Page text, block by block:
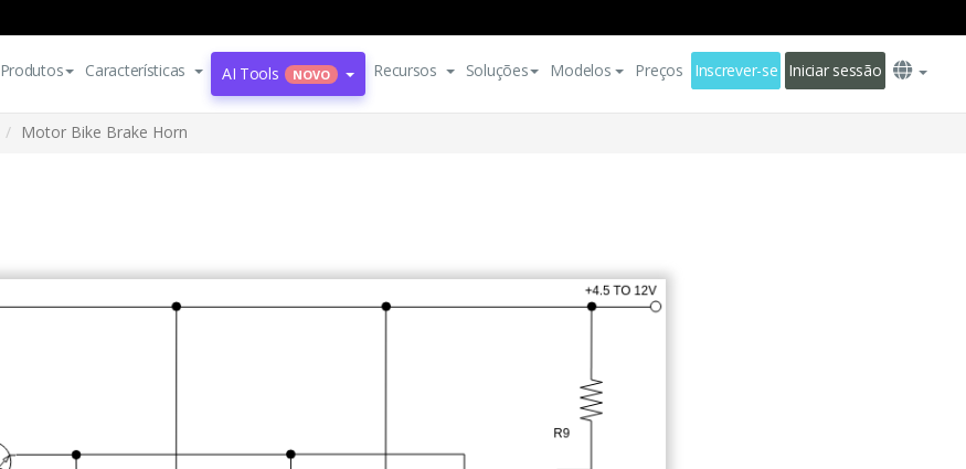
Produtos Características AI Tools NOVO Recursos Soluções Modelos Preços Inscrever-se Iniciar sessão
Motor Bike Brake Horn